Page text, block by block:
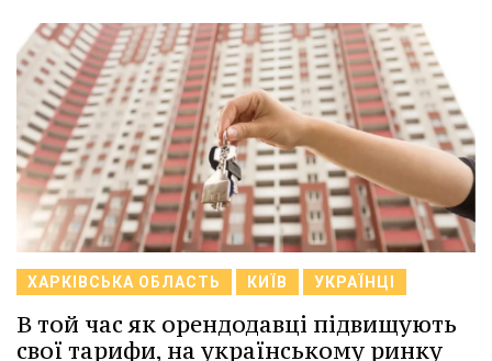
ХАРКІВСЬКА ОБЛАСТЬ КИЇВ УКРАЇНЦІ
В той час як орендодавці підвищують
свої тарифи, на українському ринку